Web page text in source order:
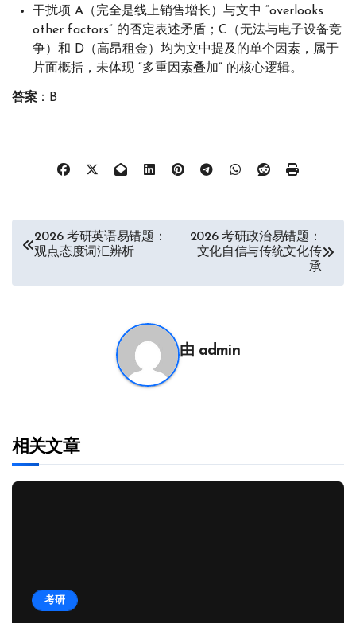
干扰项 A（完全是线上销售增长）与文中 “overlooks
other factors” 的否定表述矛盾；C（无法与电子设备竞
争）和 D（高昂租金）均为文中提及的单个因素，属于
片面概括，未体现 “多重因素叠加” 的核心逻辑。
答案：B
导
2026 考研英语易错题：
观点态度词汇辨析
2026 考研政治易错题：
文化自信与传统文化传
承
由 admin
相关文章
考研